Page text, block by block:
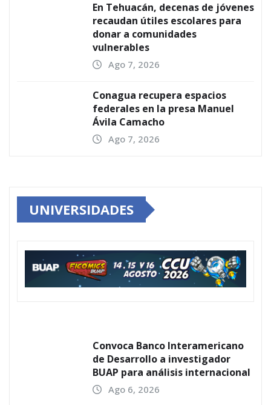
En Tehuacán, decenas de jóvenes
recaudan útiles escolares para
donar a comunidades
vulnerables
Ago 7, 2026
Conagua recupera espacios
federales en la presa Manuel
Ávila Camacho
Ago 7, 2026
UNIVERSIDADES
Convoca Banco Interamericano
de Desarrollo a investigador
BUAP para análisis internacional
Ago 6, 2026